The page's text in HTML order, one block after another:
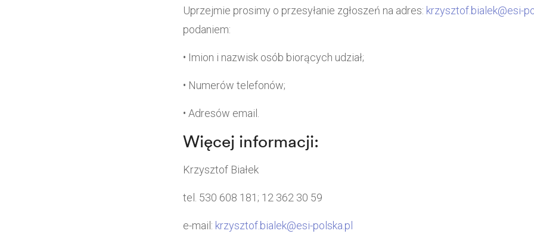
Uprzejmie prosimy o przesyłanie zgłoszeń na adres: krzysztof.bialek@esi-
podaniem:
• Imion i nazwisk osób biorących udział;
• Numerów telefonów;
• Adresów email.
Więcej informacji:
Krzysztof Białek
tel. 530 608 181; 12 362 30 59
e-mail: krzysztof.bialek@esi-polska.pl